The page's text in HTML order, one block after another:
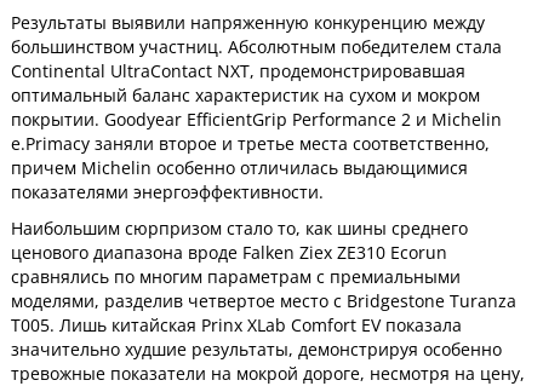
Результаты выявили напряженную конкуренцию между
большинством участниц. Абсолютным победителем стала
Continental UltraContact NXT, продемонстрировавшая
оптимальный баланс характеристик на сухом и мокром
покрытии. Goodyear EfficientGrip Performance 2 и Michelin
e.Primacy заняли второе и третье места соответственно,
причем Michelin особенно отличилась выдающимися
показателями энергоэффективности.
Наибольшим сюрпризом стало то, как шины среднего
ценового диапазона вроде Falken Ziex ZE310 Ecorun
сравнялись по многим параметрам с премиальными
моделями, разделив четвертое место с Bridgestone Turanza
T005. Лишь китайская Prinx XLab Comfort EV показала
значительно худшие результаты, демонстрируя особенно
тревожные показатели на мокрой дороге, несмотря на цену,